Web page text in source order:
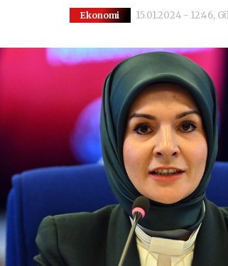
Ekonomi 15.01.2024 - 12:46,